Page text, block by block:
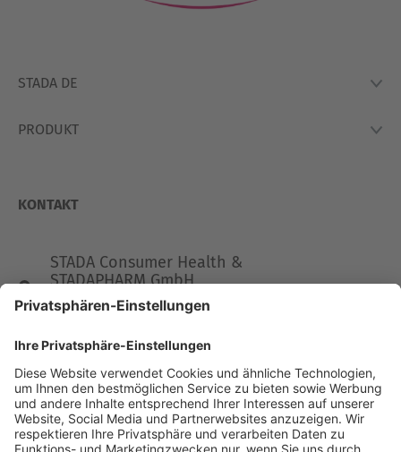
STADA DE
Lexikon
PRODUKT
KONTAKT
STADA Consumer Health &
STADAPHARM GmbH
Stadastraße 2-18
61118 Bad Vilbel
Telefon 06101 603-0
Fax 06101 603-259
info@stada.de